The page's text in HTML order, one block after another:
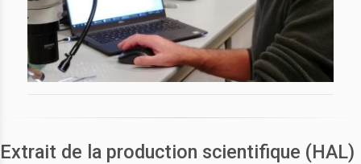
Extrait de la production scientifique (HAL)